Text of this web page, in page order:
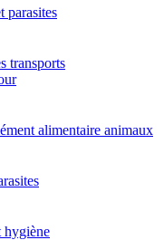
parasites
transports
alimentaire animaux
hygiène